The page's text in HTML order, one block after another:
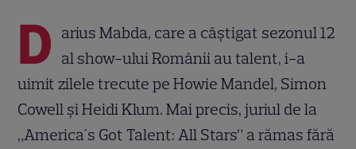
D arius Mabda, care a câștigat sezonul 12
al show-ului Românii au talent, i-a
uimit zilele trecute pe Howie Mandel, Simon
Cowell și Heidi Klum. Mai precis, juriul de la
„America's Got Talent: All Stars” a rămas fără